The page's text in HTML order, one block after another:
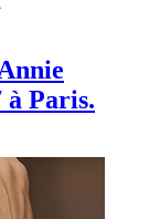
à Paris.